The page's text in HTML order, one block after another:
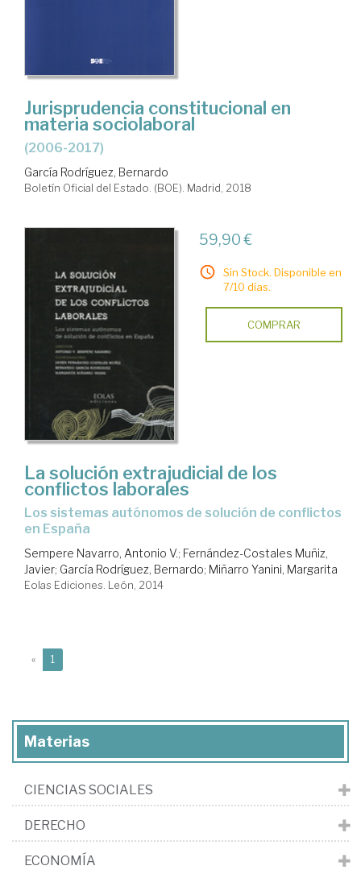
Jurisprudencia constitucional en
materia sociolaboral
(2006-2017)
García Rodríguez, Bernardo
Boletín Oficial del Estado. (BOE). Madrid, 2018
59,90 €
Sin Stock. Disponible en
7/10 días.
COMPRAR
La solución extrajudicial de los
conflictos laborales
los sistemas autónomos de solución de conflictos
en España
Sempere Navarro, Antonio V.; Fernández-Costales Muñiz,
Javier; García Rodríguez, Bernardo; Miñarro Yanini, Margarita
Eolas Ediciones. León, 2014
« 1
Materias
CIENCIAS SOCIALES
DERECHO
ECONOMÍA